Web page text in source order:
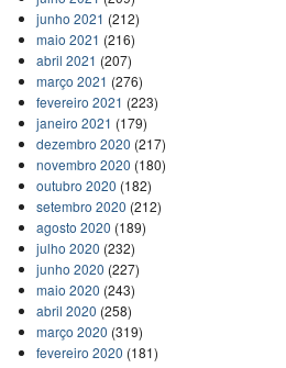
junho 2021 (212)
maio 2021 (216)
abril 2021 (207)
março 2021 (276)
fevereiro 2021 (223)
janeiro 2021 (179)
dezembro 2020 (217)
novembro 2020 (180)
outubro 2020 (182)
setembro 2020 (212)
agosto 2020 (189)
julho 2020 (232)
junho 2020 (227)
maio 2020 (243)
abril 2020 (258)
março 2020 (319)
fevereiro 2020 (181)